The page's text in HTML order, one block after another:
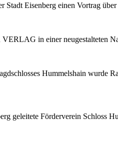
Eisenberg einen Vortrag
in einer neugestalteten
Hummelshain wurde
geleitete Förderverein Schloss